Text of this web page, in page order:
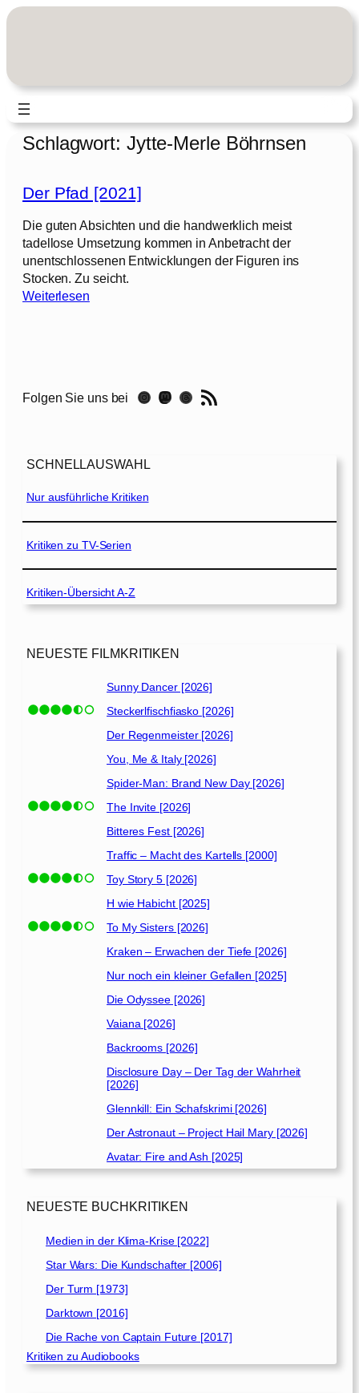
Zum
Schlagwort: Jytte-Merle Böhrnsen
Der Pfad [2021]
Die guten Absichten und die handwerklich meist
tadellose Umsetzung kommen in Anbetracht der
unentschlossenen Entwicklungen der Figuren ins
Stocken. Zu seicht.
Weiterlesen:
a
0
1
]
Folgen Sie uns bei Instagram Mastodon Threads RSS-Feed
SCHNELLAUSWAHL
Nur ausführliche Kritiken
Kritiken zu TV-Serien
Kritiken-Übersicht A-Z
NEUESTE FILMKRITIKEN
Sunny Dancer [2026]
Steckerlfischfiasko [2026]
Der Regenmeister [2026]
You, Me & Italy [2026]
Spider-Man: Brand New Day [2026]
The Invite [2026]
Bitteres Fest [2026]
Traffic – Macht des Kartells [2000]
Toy Story 5 [2026]
H wie Habicht [2025]
To My Sisters [2026]
Kraken – Erwachen der Tiefe [2026]
Nur noch ein kleiner Gefallen [2025]
Die Odyssee [2026]
Vaiana [2026]
Backrooms [2026]
Disclosure Day – Der Tag der Wahrheit
[2026]
Glennkill: Ein Schafskrimi [2026]
Der Astronaut – Project Hail Mary [2026]
Avatar: Fire and Ash [2025]
NEUESTE BUCHKRITIKEN
Medien in der Klima-Krise [2022]
Star Wars: Die Kundschafter [2006]
Der Turm [1973]
Darktown [2016]
Die Rache von Captain Future [2017]
Kritiken zu Audiobooks